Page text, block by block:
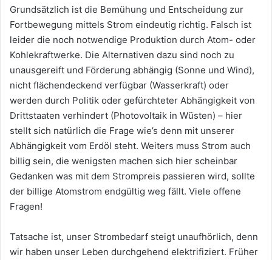
Grundsätzlich ist die Bemühung und Entscheidung zur
Fortbewegung mittels Strom eindeutig richtig. Falsch ist
leider die noch notwendige Produktion durch Atom- oder
Kohlekraftwerke. Die Alternativen dazu sind noch zu
unausgereift und Förderung abhängig (Sonne und Wind),
nicht flächendeckend verfügbar (Wasserkraft) oder
werden durch Politik oder gefürchteter Abhängigkeit von
Drittstaaten verhindert (Photovoltaik in Wüsten) – hier
stellt sich natürlich die Frage wie’s denn mit unserer
Abhängigkeit vom Erdöl steht. Weiters muss Strom auch
billig sein, die wenigsten machen sich hier scheinbar
Gedanken was mit dem Strompreis passieren wird, sollte
der billige Atomstrom endgültig weg fällt. Viele offene
Fragen!
Tatsache ist, unser Strombedarf steigt unaufhörlich, denn
wir haben unser Leben durchgehend elektrifiziert. Früher